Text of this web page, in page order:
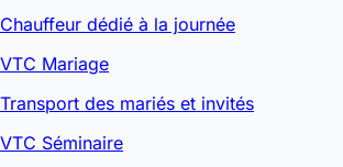
Chauffeur dédié à la journée
VTC Mariage
Transport des mariés et invités
VTC Séminaire